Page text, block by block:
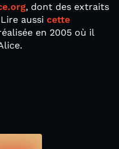
, dont des extraits
aussi cette
en 2005 où il